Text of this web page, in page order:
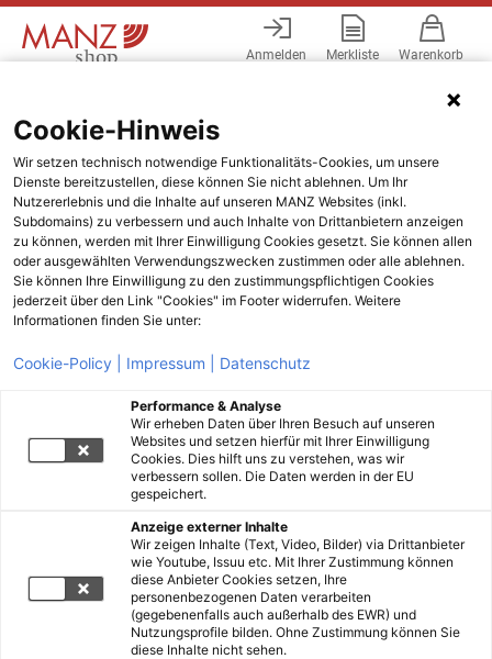
Anmelden Merkliste Warenkorb
Cookie-Hinweis
Wir setzen technisch notwendige Funktionalitäts-Cookies, um unsere
Dienste bereitzustellen, diese können Sie nicht ablehnen. Um Ihr
Nutzererlebnis und die Inhalte auf unseren MANZ Websites (inkl.
Subdomains) zu verbessern und auch Inhalte von Drittanbietern anzeigen
zu können, werden mit Ihrer Einwilligung Cookies gesetzt. Sie können allen
oder ausgewählten Verwendungszwecken zustimmen oder alle ablehnen.
Sie können Ihre Einwilligung zu den zustimmungspflichtigen Cookies
jederzeit über den Link "Cookies" im Footer widerrufen. Weitere
Informationen finden Sie unter:
Cookie-Policy | Impressum | Datenschutz
Performance & Analyse
Wir erheben Daten über Ihren Besuch auf unseren
Websites und setzen hierfür mit Ihrer Einwilligung
Cookies. Dies hilft uns zu verstehen, was wir
verbessern sollen. Die Daten werden in der EU
gespeichert.
Anzeige externer Inhalte
Wir zeigen Inhalte (Text, Video, Bilder) via Drittanbieter
wie Youtube, Issuu etc. Mit Ihrer Zustimmung können
diese Anbieter Cookies setzen, Ihre
personenbezogenen Daten verarbeiten
(gegebenenfalls auch außerhalb des EWR) und
Nutzungsprofile bilden. Ohne Zustimmung können Sie
diese Inhalte nicht sehen.